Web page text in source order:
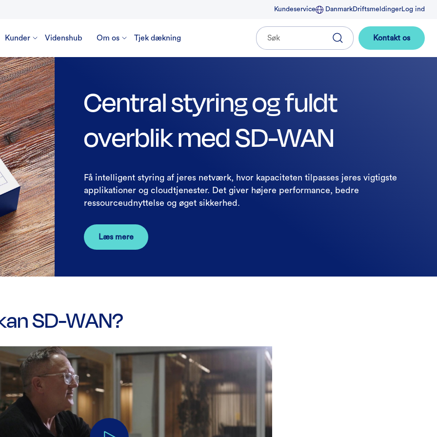
Kundeservice DanmarkDriftsmeldingerLog ind
Kunder Videnshub Om os Tjek dækning Kontakt os
Central styring og fuldt
overblik med SD-WAN
Få intelligent styring af jeres netværk, hvor kapaciteten tilpasses jeres vigtigste
applikationer og cloudtjenester. Det giver højere performance, bedre
ressourceudnyttelse og øget sikkerhed.
Læs mere
SD-WAN?